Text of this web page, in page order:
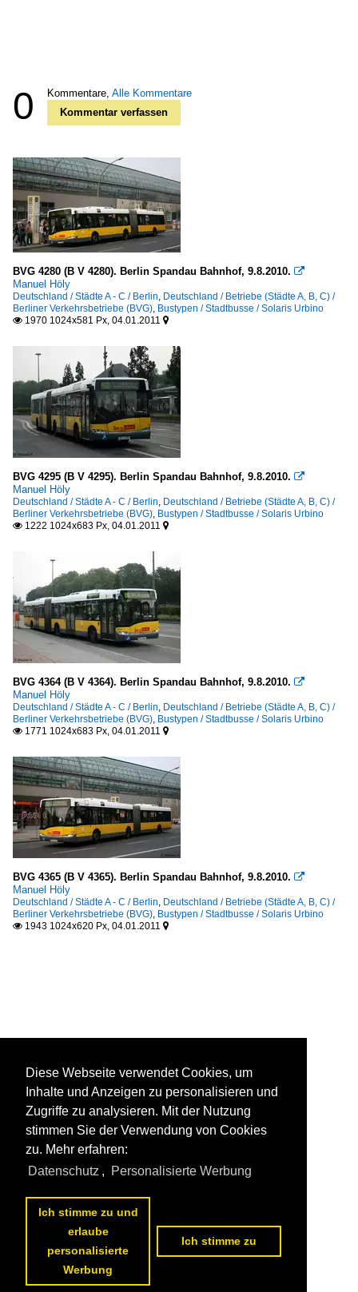
0 Kommentare, Alle Kommentare
Kommentar verfassen
BVG 4280 (B V 4280). Berlin Spandau Bahnhof, 9.8.2010. 
Manuel Höly
Deutschland / Städte A - C / Berlin Deutschland / Betriebe (Städte A, B, C) /
Berliner Verkehrsbetriebe (BVG) Bustypen / Stadtbusse / Solaris Urbino
 1970 1024x581 Px, 04.01.2011 
BVG 4295 (B V 4295). Berlin Spandau Bahnhof, 9.8.2010. 
Manuel Höly
Deutschland / Städte A - C / Berlin Deutschland / Betriebe (Städte A, B, C) /
Berliner Verkehrsbetriebe (BVG) Bustypen / Stadtbusse / Solaris Urbino
 1222 1024x683 Px, 04.01.2011 
BVG 4364 (B V 4364). Berlin Spandau Bahnhof, 9.8.2010. 
Manuel Höly
Deutschland / Städte A - C / Berlin Deutschland / Betriebe (Städte A, B, C) /
Berliner Verkehrsbetriebe (BVG) Bustypen / Stadtbusse / Solaris Urbino
 1771 1024x683 Px, 04.01.2011 
BVG 4365 (B V 4365). Berlin Spandau Bahnhof, 9.8.2010. 
Manuel Höly
Deutschland / Städte A - C / Berlin Deutschland / Betriebe (Städte A, B, C) /
Berliner Verkehrsbetriebe (BVG) Bustypen / Stadtbusse / Solaris Urbino
 1943 1024x620 Px, 04.01.2011 
Diese Webseite verwendet Cookies, um
Inhalte und Anzeigen zu personalisieren und
Zugriffe zu analysieren. Mit der Nutzung
stimmen Sie der Verwendung von Cookies
zu. Mehr erfahren:
Datenschutz , Personalisierte Werbung
Ich stimme zu und
erlaube
personalisierte
Werbung
Ich stimme zu